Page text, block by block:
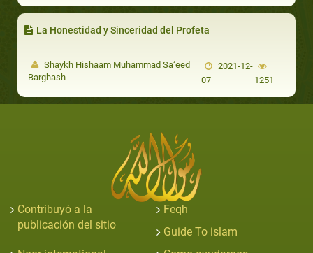
La Honestidad y Sinceridad del Profeta
Shaykh Hishaam Muhammad Sa‘eed
Barghash
2021-12-
07
1251
Contribuyó a la
publicación del sitio
Feqh
Guide To islam